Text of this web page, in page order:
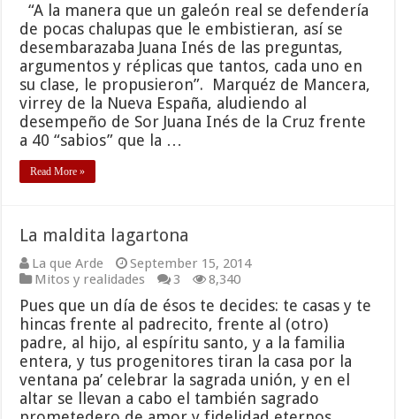
“A la manera que un galeón real se defendería
de pocas chalupas que le embistieran, así se
desembarazaba Juana Inés de las preguntas,
argumentos y réplicas que tantos, cada uno en
su clase, le propusieron”. Marquéz de Mancera,
virrey de la Nueva España, aludiendo al
desempeño de Sor Juana Inés de la Cruz frente
a 40 “sabios” que la …
Read More »
La maldita lagartona
La que Arde
September 15, 2014
Mitos y realidades
3 8,340
Pues que un día de ésos te decides: te casas y te
hincas frente al padrecito, frente al (otro)
padre, al hijo, al espíritu santo, y a la familia
entera, y tus progenitores tiran la casa por la
ventana pa’ celebrar la sagrada unión, y en el
altar se llevan a cabo el también sagrado